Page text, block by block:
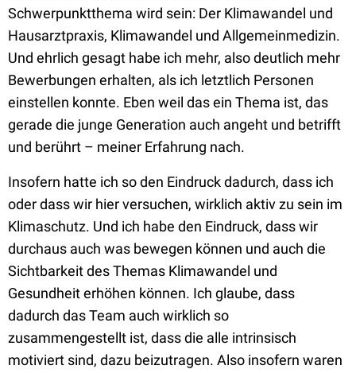
Schwerpunktthema wird sein: Der Klimawandel und
Hausarztpraxis, Klimawandel und Allgemeinmedizin.
Und ehrlich gesagt habe ich mehr, also deutlich mehr
Bewerbungen erhalten, als ich letztlich Personen
einstellen konnte. Eben weil das ein Thema ist, das
gerade die junge Generation auch angeht und betrifft
und berührt – meiner Erfahrung nach.
Insofern hatte ich so den Eindruck dadurch, dass ich
oder dass wir hier versuchen, wirklich aktiv zu sein im
Klimaschutz. Und ich habe den Eindruck, dass wir
durchaus auch was bewegen können und auch die
Sichtbarkeit des Themas Klimawandel und
Gesundheit erhöhen können. Ich glaube, dass
dadurch das Team auch wirklich so
zusammengestellt ist, dass die alle intrinsisch
motiviert sind, dazu beizutragen. Also insofern waren